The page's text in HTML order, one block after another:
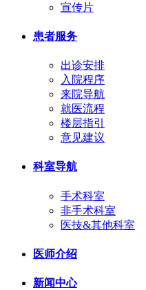
宣传片
患者服务
出诊安排
入院程序
来院导航
就医流程
楼层指引
意见建议
科室导航
手术科室
非手术科室
医技&其他科室
医师介绍
新闻中心